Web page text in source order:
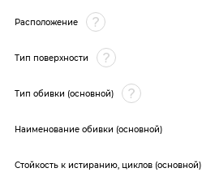
Расположение
Тип поверхности
Тип обивки (основной)
Наименование обивки (основной)
Стойкость к истиранию, циклов (основной)